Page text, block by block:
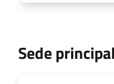
Sede